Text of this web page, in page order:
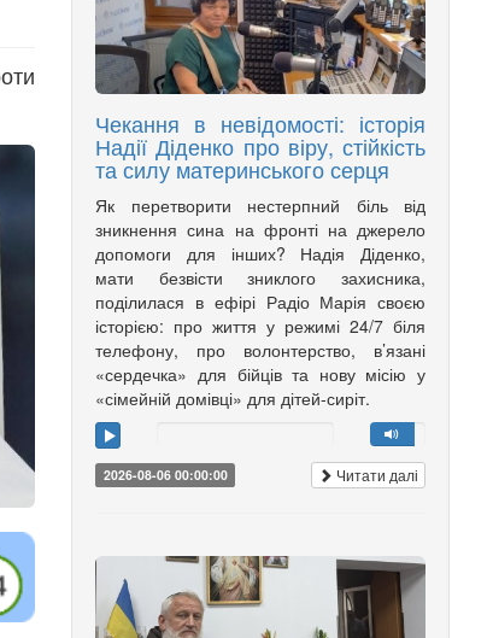
Чекання в невідомості: історія
Надії Діденко про віру, стійкість
та силу материнського серця
Як перетворити нестерпний біль від
зникнення сина на фронті на джерело
допомоги для інших? Надія Діденко,
мати безвісти зниклого захисника,
поділилася в ефірі Радіо Марія своєю
історією: про життя у режимі 24/7 біля
телефону, про волонтерство, в’язані
«сердечка» для бійців та нову місію у
«сімейній домівці» для дітей-сиріт.
2026-08-06 00:00:00 Читати далі